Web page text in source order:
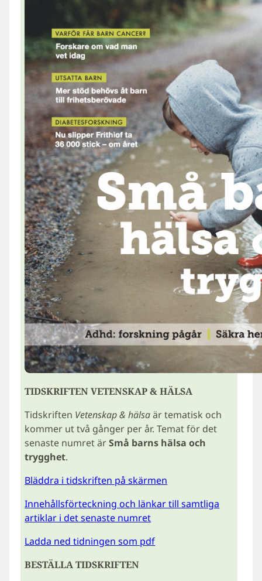
TIDSKRIFTEN VETENSKAP & HÄLSA
Tidskriften Vetenskap & hälsaär tematisk och
kommer ut två gånger per år. Temat för det
senaste numret ärSmå barns hälsa och
trygghet.
Bläddra i tidskriften på skärmen
Innehållsförteckning och länkar till samtliga
artiklar i det senaste numret
Ladda ned tidningen som pdf
BESTÄLLA TIDSKRIFTEN